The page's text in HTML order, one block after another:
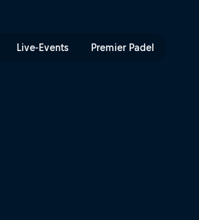
Live-Events Premier Padel
von "Through